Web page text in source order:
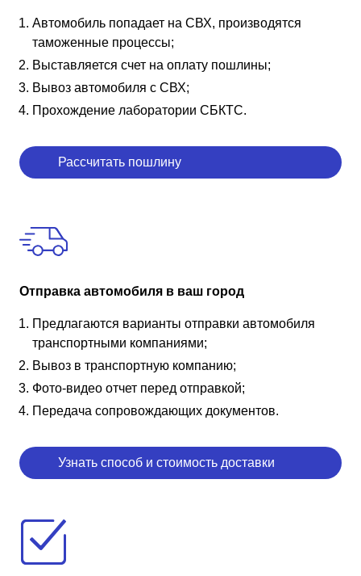
Автомобиль попадает на СВХ, производятся
таможенные процессы;
Выставляется счет на оплату пошлины;
Вывоз автомобиля с СВХ;
Прохождение лаборатории СБКТС.
Рассчитать пошлину
Отправка автомобиля в ваш город
Предлагаются варианты отправки автомобиля
транспортными компаниями;
Вывоз в транспортную компанию;
Фото-видео отчет перед отправкой;
Передача сопровождающих документов.
Узнать способ и стоимость доставки